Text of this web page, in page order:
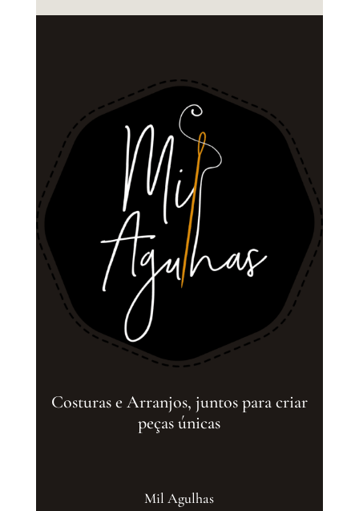
Costuras e Arranjos, juntos para criar
peças únicas
Mil Agulhas